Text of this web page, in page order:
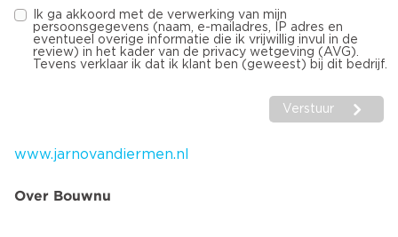
Ik ga akkoord met de verwerking van mijn
persoonsgegevens (naam, e-mailadres, IP adres en
eventueel overige informatie die ik vrijwillig invul in de
review) in het kader van de privacy wetgeving (AVG).
Tevens verklaar ik dat ik klant ben (geweest) bij dit bedrijf.
Verstuur
www.jarnovandiermen.nl
Over Bouwnu